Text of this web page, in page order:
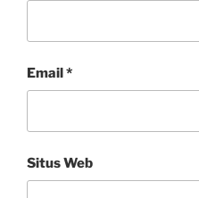
Email*
Situs Web